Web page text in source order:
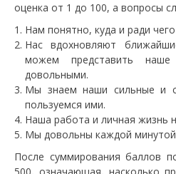
оценка от 1 до 100, а вопросы
Нам понятно, куда и ради
Нас вдохновляют
можем представить
довольными.
Мы знаем наши сильные и
пользуемся ими.
Наша работа и личная жизнь
Мы довольны каждой минутой
После суммирования баллов